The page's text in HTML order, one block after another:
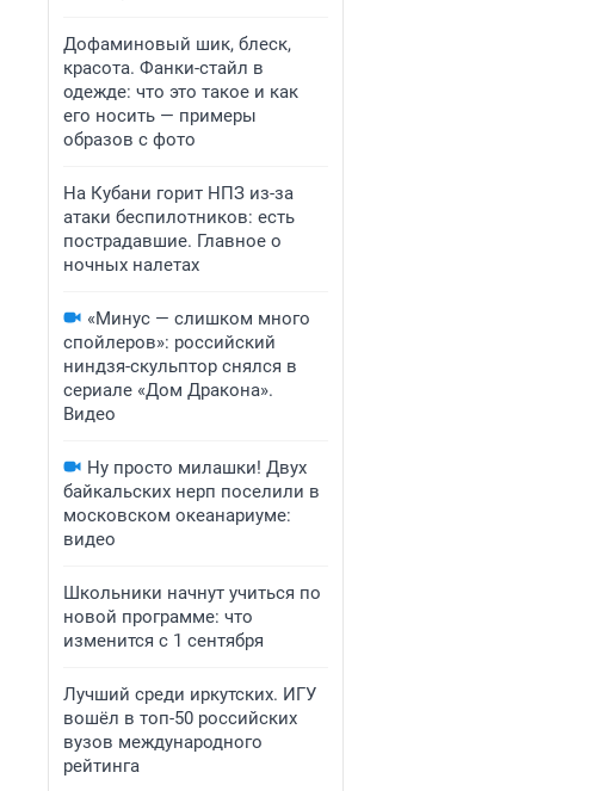
Дофаминовый шик, блеск,
красота. Фанки-стайл в
одежде: что это такое и как
его носить — примеры
образов с фото
На Кубани горит НПЗ из-за
атаки беспилотников: есть
пострадавшие. Главное о
ночных налетах
«Минус — слишком много
спойлеров»: российский
ниндзя-скульптор снялся в
сериале «Дом Дракона».
Видео
Ну просто милашки! Двух
байкальских нерп поселили в
московском океанариуме:
видео
Школьники начнут учиться по
новой программе: что
изменится с 1 сентября
Лучший среди иркутских. ИГУ
вошёл в топ-50 российских
вузов международного
рейтинга